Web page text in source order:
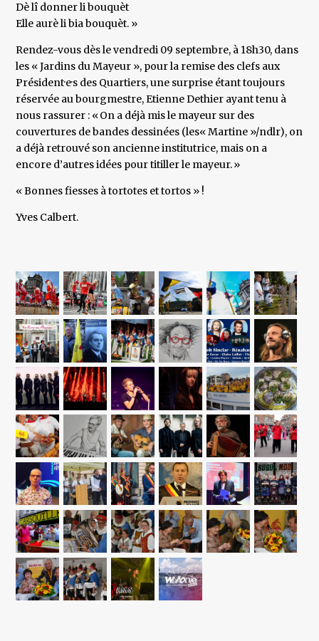
Dè lî donner li bouquèt
Elle aurè li bia bouquèt. »
Rendez-vous dès le vendredi 09 septembre, à 18h30, dans
les « Jardins du Mayeur », pour la remise des clefs aux
Président·e·s des Quartiers, une surprise étant toujours
réservée au bourgmestre, Etienne Dethier ayant tenu à
nous rassurer : « On a déjà mis le mayeur sur des
couvertures de bandes dessinées (les« Martine »/ndlr), on
a déjà retrouvé son ancienne institutrice, mais on a
encore d’autres idées pour titiller le mayeur. »
« Bonnes fiesses à tortotes et tortos » !
Yves Calbert.